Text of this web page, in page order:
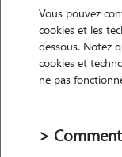
5
• 41 ans
chez le Pet Sitter
Vous pouvez
cookies et les
dessous. Notez
cookies et
ne pas
>